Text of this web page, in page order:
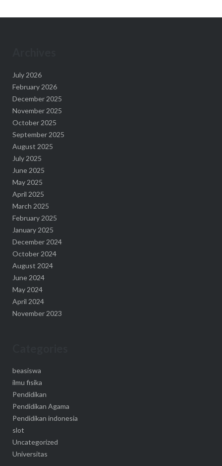
July 2026
February 2026
December 2025
November 2025
October 2025
September 2025
August 2025
July 2025
June 2025
May 2025
April 2025
March 2025
February 2025
January 2025
December 2024
October 2024
August 2024
June 2024
May 2024
April 2024
November 2023
beasiswa
ilmu fisika
Pendidikan
Pendidikan Agama
Pendidikan indonesia
slot
Uncategorized
Universitas